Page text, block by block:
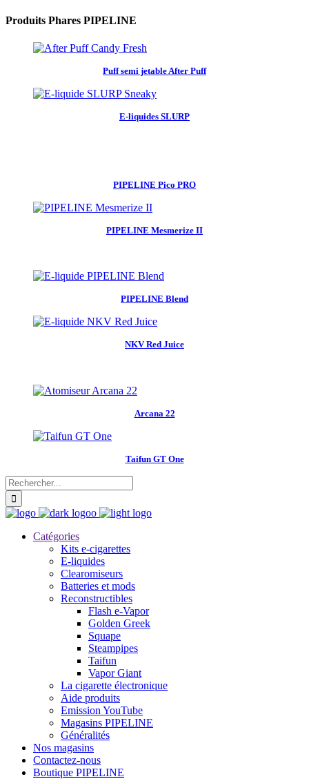
Produits Phares PIPELINE
Puff semi jetable After Puff
E-liquides SLURP
PIPELINE Pico PRO
PIPELINE Mesmerize II
PIPELINE Blend
NKV Red Juice
Arcana 22
Taifun GT One
Catégories
Kits e-cigarettes
E-liquides
Clearomiseurs
Batteries et mods
Reconstructibles
Flash e-Vapor
Golden Greek
Squape
Steampipes
Taifun
Vapor Giant
La cigarette électronique
Aide produits
Emission YouTube
Magasins PIPELINE
Généralités
Nos magasins
Contactez-nous
Boutique PIPELINE